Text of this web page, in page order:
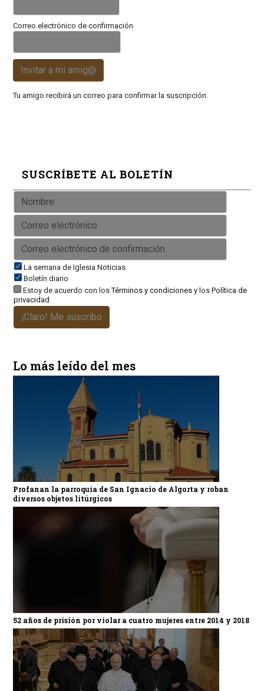
Correo electrónico de confirmación
Invitar a mi amig@
Tu amigo recibirá un correo para confirmar la suscripción.
SUSCRÍBETE AL BOLETÍN
La semana de Iglesia Noticias
Boletín diario
Estoy de acuerdo con losTérminos y condicionesy los Política de
privacidad
¡Claro! Me suscribo
Lo más leído del mes
Profanan la parroquia de San Ignacio de Algorta y roban
diversos objetos litúrgicos
52 años de prisión por violar a cuatro mujeres entre 2014 y 2018